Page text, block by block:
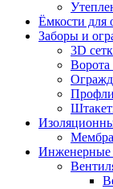
Ёмкости для
Заборы и
3D
Ворота
Инженерные